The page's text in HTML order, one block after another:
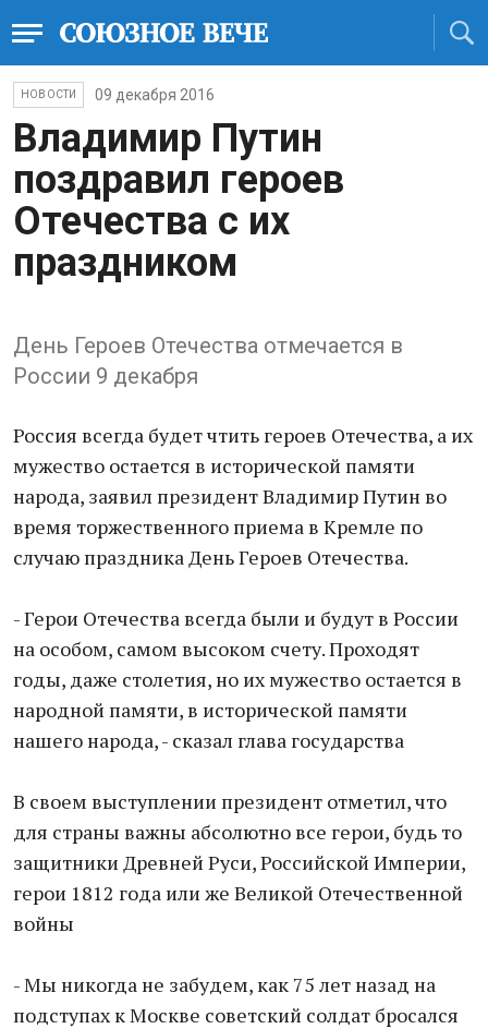
НОВОСТИ 09 декабря 2016
Владимир Путин
поздравил героев
Отечества с их
праздником
День Героев Отечества отмечается в
России 9 декабря
Россия всегда будет чтить героев Отечества, а их
мужество остается в исторической памяти
народа, заявил президент Владимир Путин во
время торжественного приема в Кремле по
случаю праздника День Героев Отечества.
- Герои Отечества всегда были и будут в России
на особом, самом высоком счету. Проходят
годы, даже столетия, но их мужество остается в
народной памяти, в исторической памяти
нашего народа, - сказал глава государства
В своем выступлении президент отметил, что
для страны важны абсолютно все герои, будь то
защитники Древней Руси, Российской Империи,
герои 1812 года или же Великой Отечественной
войны
- Мы никогда не забудем, как 75 лет назад на
подступах к Москве советский солдат бросался